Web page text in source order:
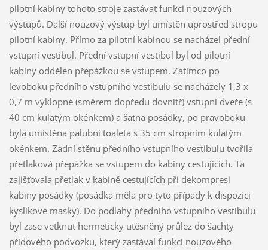
pilotní kabiny tohoto stroje zastávat funkci nouzových
výstupů. Další nouzový výstup byl umístěn uprostřed stropu
pilotní kabiny. Přímo za pilotní kabinou se nacházel přední
vstupní vestibul. Přední vstupní vestibul byl od pilotní
kabiny oddělen přepážkou se vstupem. Zatímco po
levoboku předního vstupního vestibulu se nacházely 1,3 x
0,7 m výklopné (směrem dopředu dovnitř) vstupní dveře (s
40 cm kulatým okénkem) a šatna posádky, po pravoboku
byla umístěna palubní toaleta s 35 cm stropním kulatým
okénkem. Zadní stěnu předního vstupního vestibulu tvořila
přetlaková přepážka se vstupem do kabiny cestujících. Ta
zajišťovala přetlak v kabině cestujících při dekompresi
kabiny posádky (posádka měla pro tyto případy k dispozici
kyslíkové masky). Do podlahy předního vstupního vestibulu
byl zase vetknut hermeticky utěsněný průlez do šachty
příďového podvozku, který zastával funkci nouzového